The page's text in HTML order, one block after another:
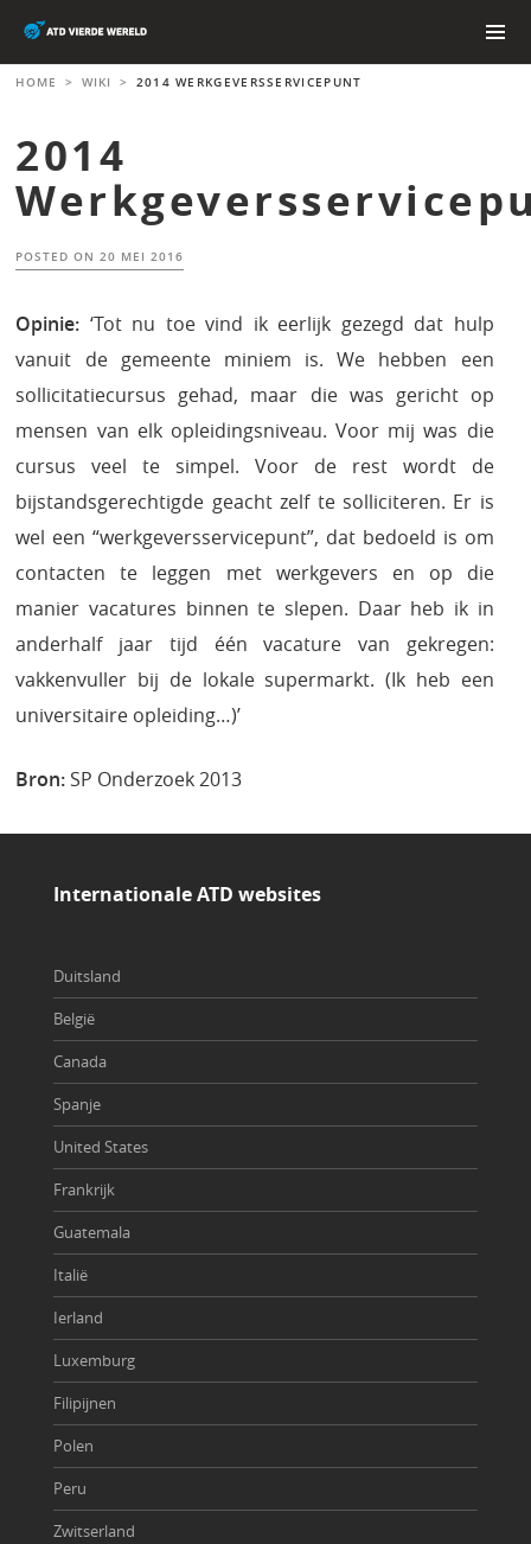
content
HOME > WIKI > 2014 WERKGEVERSSERVICEPUNT
2014
POSTED ON20 MEI 2016
Opinie: ‘Tot nu toe vind ik eerlijk gezegd dat hulp
vanuit de gemeente miniem is. We hebben een
sollicitatiecursus gehad, maar die was gericht op
mensen van elk opleidingsniveau. Voor mij was die
cursus veel te simpel. Voor de rest wordt de
bijstandsgerechtigde geacht zelf te solliciteren. Er is
wel een “werkgeversservicepunt”, dat bedoeld is om
contacten te leggen met werkgevers en op die
manier vacatures binnen te slepen. Daar heb ik in
anderhalf jaar tijd één vacature van gekregen:
vakkenvuller bij de lokale supermarkt. (Ik heb een
universitaire opleiding…)’
Bron: SP Onderzoek 2013
Internationale ATD websites
Duitsland
België
Canada
Spanje
United States
Frankrijk
Guatemala
Italië
Ierland
Luxemburg
Filipijnen
Polen
Peru
Zwitserland